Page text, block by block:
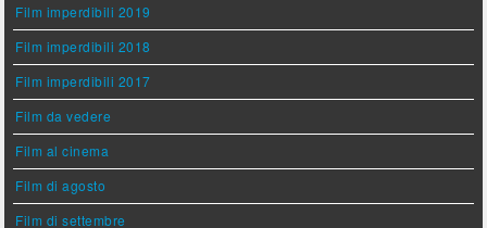
Film imperdibili 2019
Film imperdibili 2018
Film imperdibili 2017
Film da vedere
Film al cinema
Film di agosto
Film di settembre